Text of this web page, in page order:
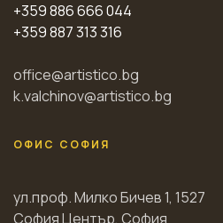
+359 886 666 044
+359 887 313 316
office@artistico.bg
k.valchinov@artistico.bg
ОФИС СОФИЯ
ул.проф. Милко Бичев 1, 1527
София Център, София